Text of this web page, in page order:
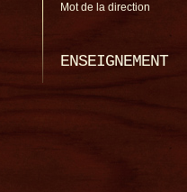
Mot de la direction
ENSEIGNEMENT